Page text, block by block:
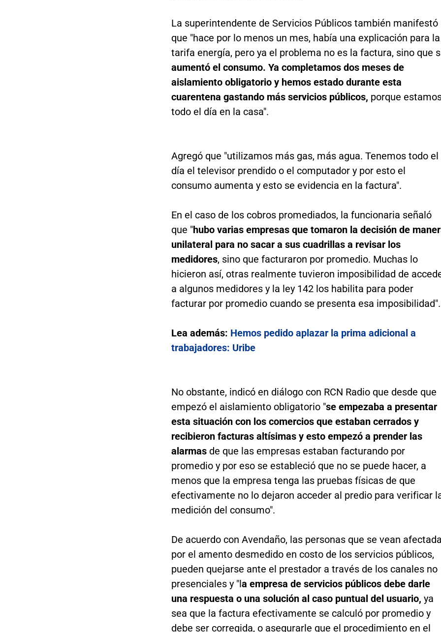
La superintendente de Servicios Públicos también manifestó
que "hace por lo menos un mes, había una explicación para la
tarifa energía, pero ya el problema no es la factura, sino que
aumentó el consumo. Ya completamos dos meses de
aislamiento obligatorio y hemos estado durante esta
cuarentena gastando más servicios públicos, porque
todo el día en la casa".
Agregó que "utilizamos más gas, más agua. Tenemos todo el
día el televisor prendido o el computador y por esto el
consumo aumenta y esto se evidencia en la factura".
En el caso de los cobros promediados, la funcionaria señaló
que "hubo varias empresas que tomaron la decisión de
unilateral para no sacar a sus cuadrillas a revisar los
medidores, sino que facturaron por promedio. Muchas lo
hicieron así, otras realmente tuvieron imposibilidad de
a algunos medidores y la ley 142 los habilita para poder
facturar por promedio cuando se presenta esa imposibilidad".
Lea además: Hemos pedido aplazar la prima adicional a
trabajadores: Uribe
No obstante, indicó en diálogo con RCN Radio que desde que
empezó el aislamiento obligatorio "se empezaba a presentar
esta situación con los comercios que estaban cerrados y
recibieron facturas altísimas y esto empezó a prender las
alarmasde que las empresas estaban facturando por
promedio y por eso se estableció que no se puede hacer, a
menos que la empresa tenga las pruebas físicas de que
efectivamente no lo dejaron acceder al predio para verificar
medición del consumo".
De acuerdo con Avendaño, las personas que se vean
por el amento desmedido en costo de los servicios públicos,
pueden quejarse ante el prestador a través de los canales no
presenciales y "la empresa de servicios públicos debe darle
una respuesta o una solución al caso puntual del usuario, ya
sea que la factura efectivamente se calculó por promedio y
debe ser corregida, o asegurarle que el procedimiento en el